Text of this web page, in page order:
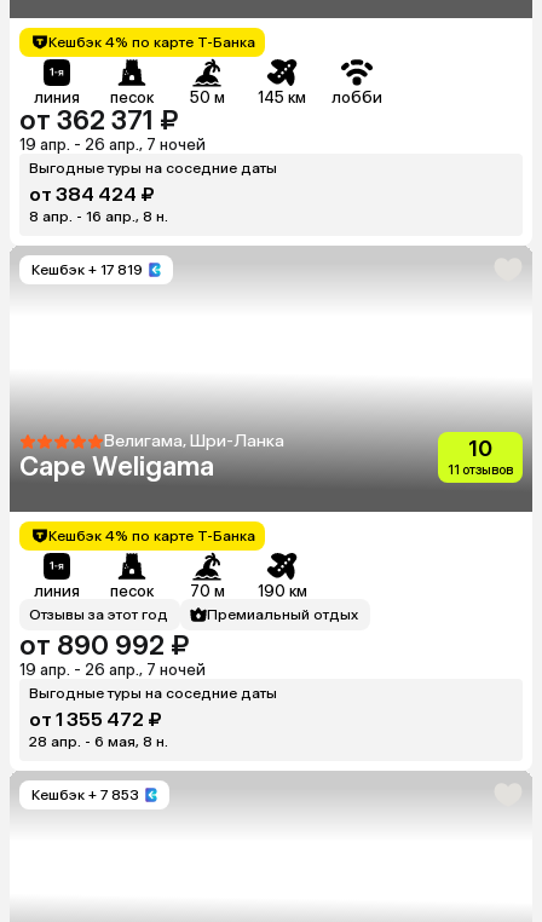
Кешбэк 4% по карте Т-Банка
линия песок 50 м 145 км лобби
от 362 371 ₽
19 апр. - 26 апр., 7 ночей
Выгодные туры на соседние даты
от 384 424 ₽
8 апр. - 16 апр., 8 н.
Кешбэк + 17 819
Велигама, Шри-Ланка
Cape Weligama
10
11 отзывов
Кешбэк 4% по карте Т-Банка
линия песок 70 м 190 км
Отзывы за этот год Премиальный отдых
от 890 992 ₽
19 апр. - 26 апр., 7 ночей
Выгодные туры на соседние даты
от 1 355 472 ₽
28 апр. - 6 мая, 8 н.
Кешбэк + 7 853